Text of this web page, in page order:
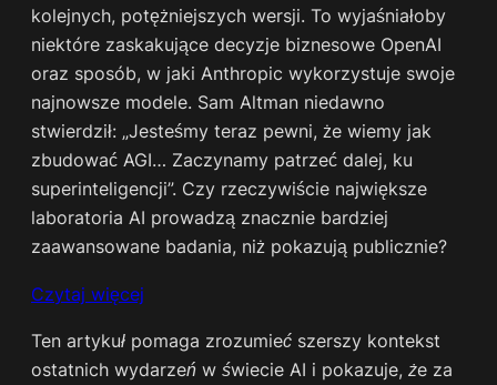
kolejnych, potężniejszych wersji. To wyjaśniałoby
niektóre zaskakujące decyzje biznesowe OpenAI
oraz sposób, w jaki Anthropic wykorzystuje swoje
najnowsze modele. Sam Altman niedawno
stwierdził: „Jesteśmy teraz pewni, że wiemy jak
zbudować AGI… Zaczynamy patrzeć dalej, ku
superinteligencji”. Czy rzeczywiście największe
laboratoria AI prowadzą znacznie bardziej
zaawansowane badania, niż pokazują publicznie? ​
Czytaj więcej
Ten artykuł pomaga zrozumieć szerszy kontekst
ostatnich wydarzeń w świecie AI i pokazuje, że za